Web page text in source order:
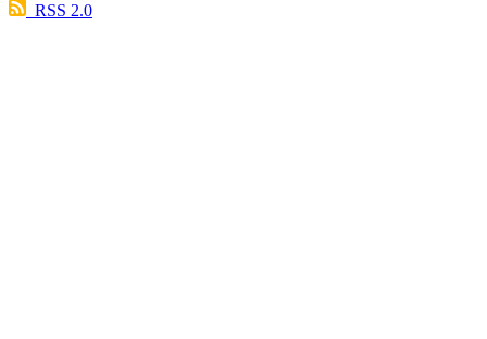
RSS 2.0